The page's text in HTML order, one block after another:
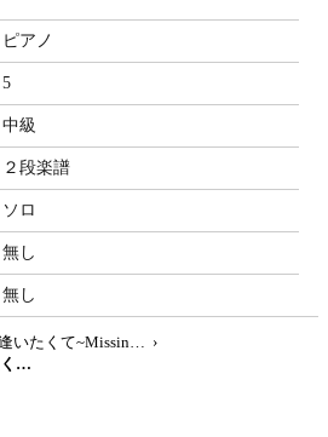
ピアノ
5
中級
２段楽譜
ソロ
無し
無し
›
松田聖子 - あなたに逢いたくて~Missing You by Dolce Of Music - Original Scores